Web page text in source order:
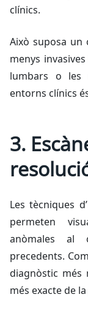
clínics.
Això suposa un
menys
lumbars o les
entorns clínics
3.
Les tècniques
permeten
anòmales al
precedents.
diagnòstic més
més exacte de